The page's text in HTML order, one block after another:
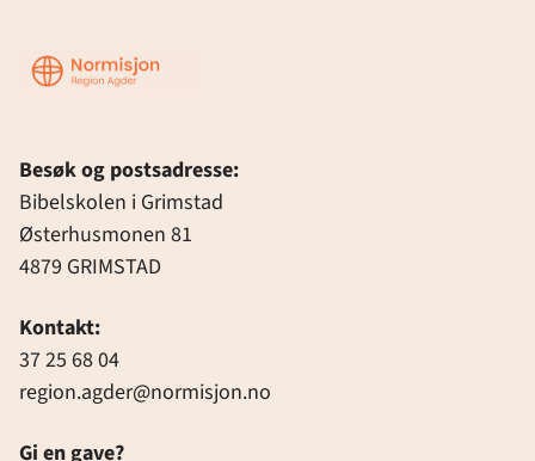
Region
Agder
Besøk og postsadresse:
Bibelskolen i Grimstad
Østerhusmonen 81
4879 GRIMSTAD
Kontakt:
37 25 68 04
region.agder@normisjon.no
Gi en gave?